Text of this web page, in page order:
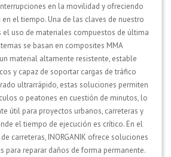
en la movilidad y ofreciendo
el tiempo. Una de las claves de nuestro
el uso de materiales compuestos de última
se basan en composites MMA
material altamente resistente, estable
y capaz de soportar cargas de tráfico
ultrarrápido, estas soluciones permiten
o peatones en cuestión de minutos, lo
útil para proyectos urbanos, carreteras y
el tiempo de ejecución es crítico. En el
carreteras, INORGANIK ofrece soluciones
para reparar daños de forma permanente.